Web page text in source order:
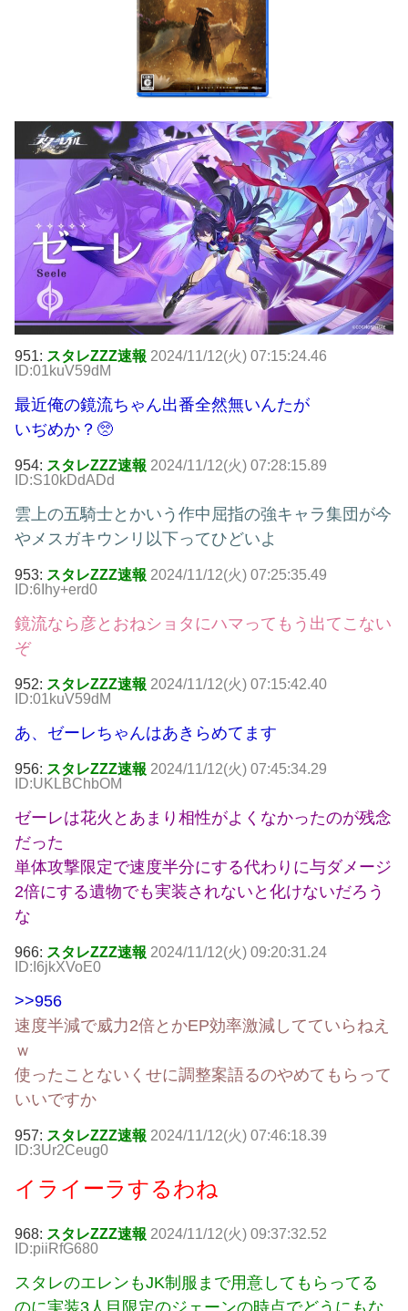
951: スタレZZZ速報 2024/11/12(火) 07:15:24.46
ID:01kuV59dM
最近俺の鏡流ちゃん出番全然無いんたが
いぢめか？🥺
954: スタレZZZ速報 2024/11/12(火) 07:28:15.89
ID:S10kDdADd
雲上の五騎士とかいう作中屈指の強キャラ集団が今
やメスガキウンリ以下ってひどいよ
953: スタレZZZ速報 2024/11/12(火) 07:25:35.49
ID:6Ihy+erd0
鏡流なら彦とおねショタにハマってもう出てこない
ぞ
952: スタレZZZ速報 2024/11/12(火) 07:15:42.40
ID:01kuV59dM
あ、ゼーレちゃんはあきらめてます
956: スタレZZZ速報 2024/11/12(火) 07:45:34.29
ID:UKLBChbOM
ゼーレは花火とあまり相性がよくなかったのが残念
だった
単体攻撃限定で速度半分にする代わりに与ダメージ
2倍にする遺物でも実装されないと化けないだろう
な
966: スタレZZZ速報 2024/11/12(火) 09:20:31.24
ID:I6jkXVoE0
>>956
速度半減で威力2倍とかEP効率激減してていらねえ
ｗ
使ったことないくせに調整案語るのやめてもらって
いいですか
957: スタレZZZ速報 2024/11/12(火) 07:46:18.39
ID:3Ur2Ceug0
イライーラするわね
968: スタレZZZ速報 2024/11/12(火) 09:37:32.52
ID:piiRfG680
スタレのエレンもJK制服まで用意してもらってる